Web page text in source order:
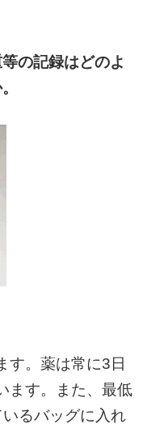
の記録はどのよ
す。薬は常に3日
ます。また、最低
るバッグに入れ